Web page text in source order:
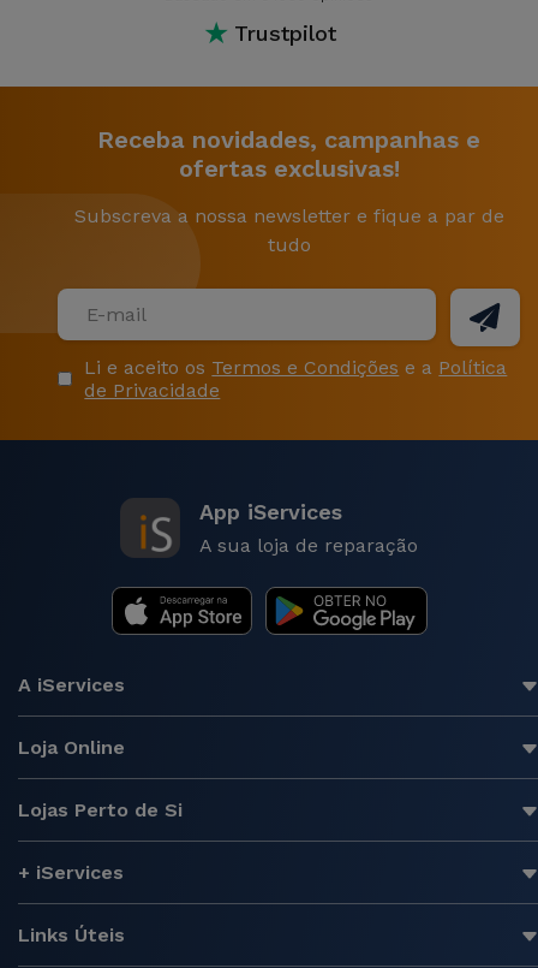
★ Trustpilot
Receba novidades, campanhas e
ofertas exclusivas!
Subscreva a nossa newsletter e fique a par de
tudo
Li e aceito os Termos e Condições e a Política
de Privacidade
App iServices
A sua loja de reparação
A iServices
Loja Online
Lojas Perto de Si
+ iServices
Links Úteis